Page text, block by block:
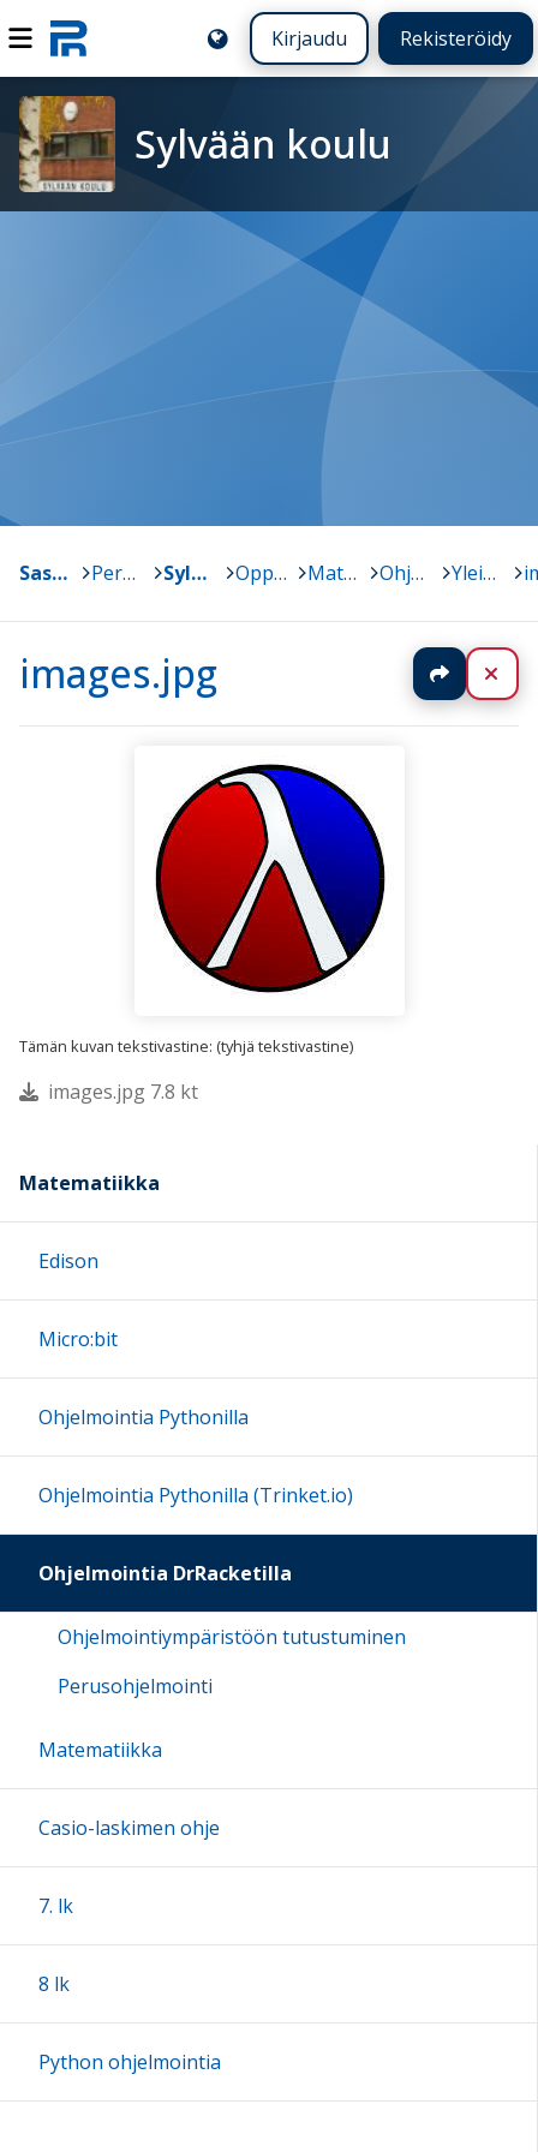
Kirjaudu Rekisteröidy
Sylvään koulu
Sastamala Peruskoulut Sylvään koulu Oppiaineet Matematiikka Ohjelmointia DrRacketilla Yleistä
images.jpg Jaa
Tämän kuvan tekstivastine: (tyhjä tekstivastine)
images.jpg 7.8 kt
Matematiikka
Edison
Micro:bit
Ohjelmointia Pythonilla
Ohjelmointia Pythonilla (Trinket.io)
Ohjelmointia DrRacketilla
Ohjelmointiympäristöön tutustuminen
Perusohjelmointi
Matematiikka
Casio-laskimen ohje
7. lk
8 lk
Python ohjelmointia